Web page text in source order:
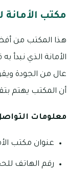
مكتب الأمانة
هذا المكتب من
الأمانة الذي
عال من الجودة
أن المكتب يهتم
معلومات
عنوان مكتب
رقم الهاتف للحجز أو